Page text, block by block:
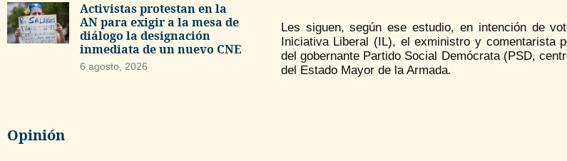
Activistas protestan en la
AN para exigir a la mesa de
diálogo la designación
inmediata de un nuevo CNE
6 agosto, 2026
Opinión
Les siguen, según ese estudio, en intención de
Iniciativa Liberal (IL), el exministro y comentarista
del gobernante Partido Social Demócrata (PSD,
del Estado Mayor de la Armada.